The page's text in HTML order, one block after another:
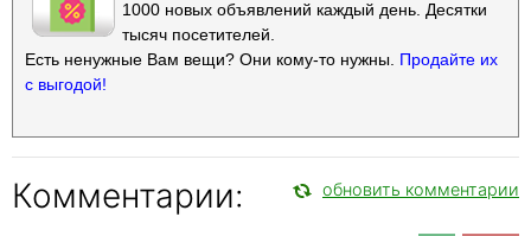
1000 новых объявлений каждый день. Десятки
тысяч посетителей.
Есть ненужные Вам вещи? Они кому-то нужны. Продайте их
с выгодой!
Комментарии: обновить комментарии